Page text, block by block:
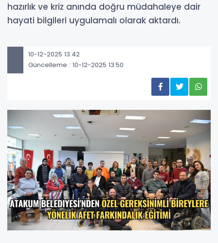
hazırlık ve kriz anında doğru müdahaleye dair
hayati bilgileri uygulamalı olarak aktardı.
10-12-2025 13:42
Güncelleme : 10-12-2025 13:50